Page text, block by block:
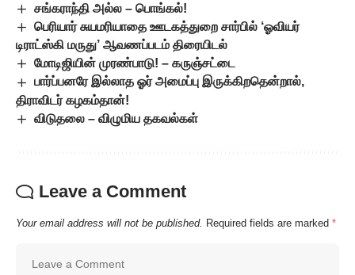
சங்கராந்தி அல்ல – பொங்கல்!
பெரியார் சுயமரியாதை ஊடகத்துறை சார்பில் ‘ஓவியர்
டிராட்ஸ்கி மருது’ ஆவணப்படம் திரையிடல்
மோடிஜியின் முரண்பாடு! – கருஞ்சட்டை
பார்ப்பனரே இல்லாத ஓர் அமைப்பு இருக்கிறதென்றால்,
திராவிடர் கழகம்தான்!
விடுதலை – விழுமிய தகவல்கள்
Leave a Comment
Your email address will not be published. Required fields are marked *